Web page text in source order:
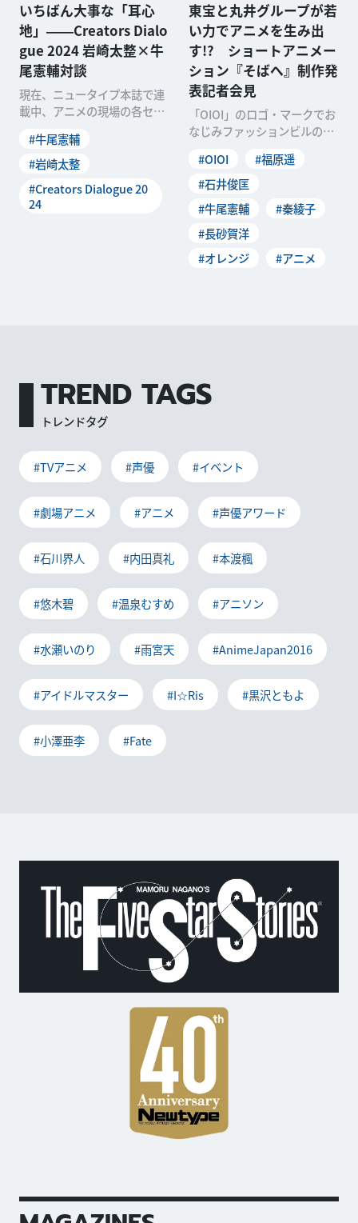
いちばん大事な「耳心
地」――Creators Dialo
gue 2024 岩崎太整×牛
尾憲輔対談
現在、ニュータイプ本誌で連
載中、アニメの現場の各セク
し、現状について話し合う
「Creators Dialogue 202
イプ３月号では「メタリッ
ク・ルージュ」で音楽を...
#牛尾憲輔
#岩崎太整
#Creators Dialogue 20
24
東宝と丸井グループが若
い力でアニメを生み出
す!? ショートアニメー
ション『そばへ』制作発
表記者会見
「OIOI」のロゴ・マークでお
なじみファッションビルの丸
ープと東宝がタッグ
#OIOI
#福原遥
#石井俊匡
#牛尾憲輔
#秦綾子
#長砂賀洋
#オレンジ
#アニメ
TREND TAGS
トレンドタグ
#TVアニメ #声優 #イベント
#劇場アニメ #アニメ #声優アワード
#石川界人 #内田真礼 #本渡楓
#悠木碧 #温泉むすめ #アニソン
#水瀬いのり #雨宮天 #AnimeJapan2016
#アイドルマスター #I☆Ris #黒沢ともよ
#小澤亜李 #Fate